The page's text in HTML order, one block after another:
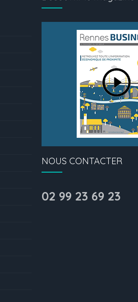
NOUS CONTACTER
02 99 23 69 23